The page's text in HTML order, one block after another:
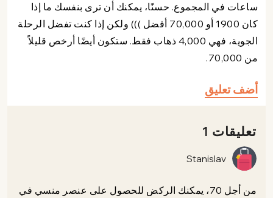
ساعات في المجموع. حسنًا، يمكنك أن ترى بنفسك ما إذا
كان 1900 أو 70,000 أفضل ))) ولكن إذا كنت تفضل الرحلة
الجوية، فهي 4,000 ذهاب فقط. ستكون أيضًا أرخص قليلاً
من 70,000.
أضف تعليق
تعليقات 1
Stanislav
من أجل 70، يمكنك الركض للحصول على عنصر منسي في